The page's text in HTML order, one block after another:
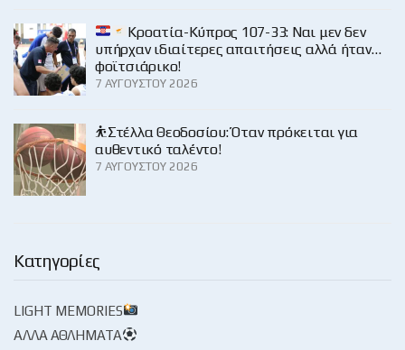
Κροατία-Κύπρος 107-33: Ναι μεν δεν
υπήρχαν ιδιαίτερες απαιτήσεις αλλά ήταν…
φοϊτσιάρικο!
7 ΑΥΓΟΎΣΤΟΥ 2026
⛹️Στέλλα Θεοδοσίου: Όταν πρόκειται για
αυθεντικό ταλέντο!
7 ΑΥΓΟΎΣΤΟΥ 2026
Κατηγορίες
LIGHT MEMORIES
ΆΛΛΑ ΑΘΛΉΜΑΤΑ